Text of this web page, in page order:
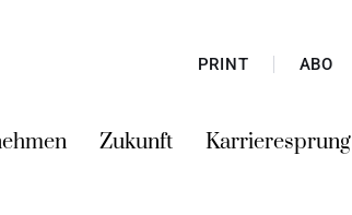
PRINT ABO
Zukunft Karrieresprung